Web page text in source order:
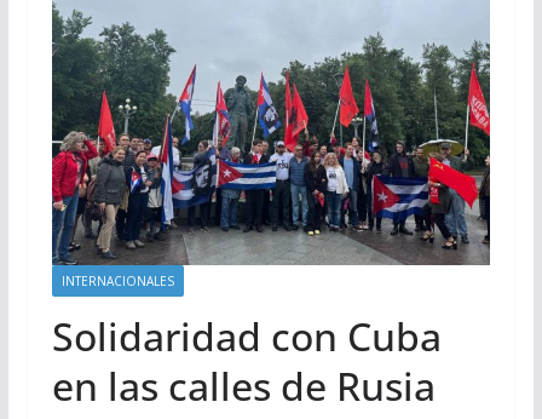
INTERNACIONALES
Solidaridad con Cuba
en las calles de Rusia